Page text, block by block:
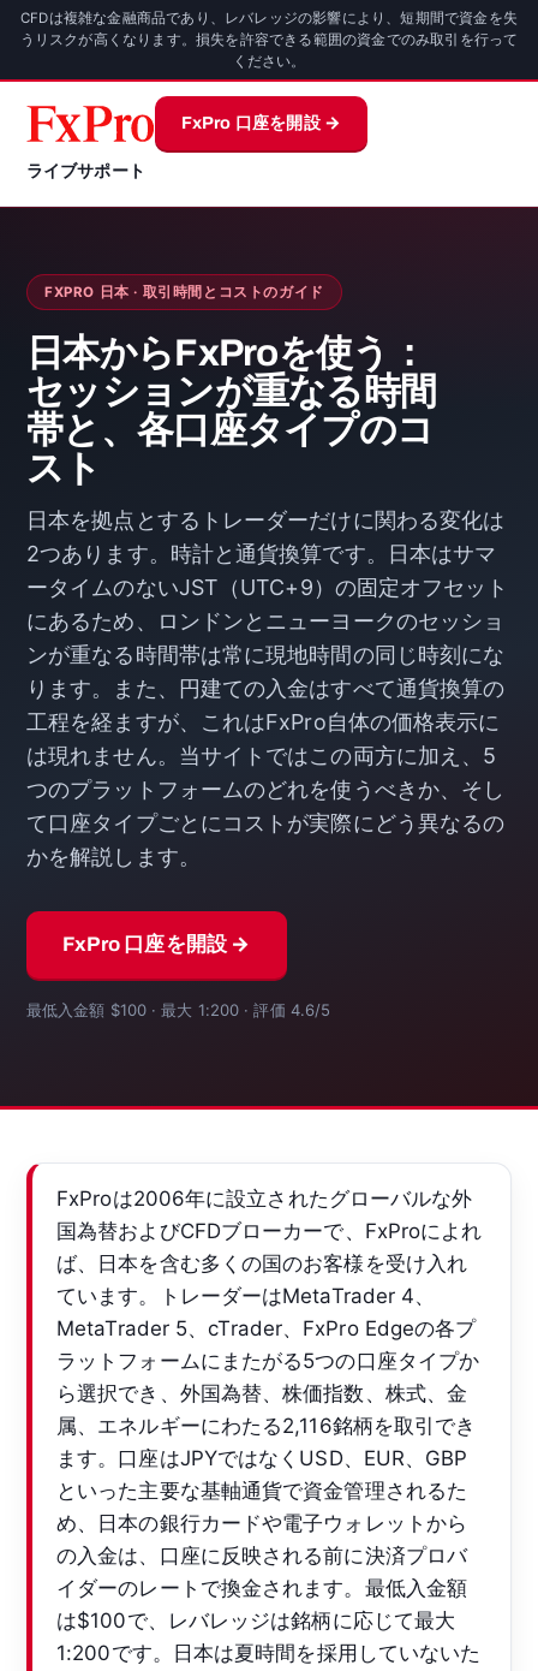
CFDは複雑な金融商品であり、レバレッジの影響により、短期間で資金を失
うリスクが高くなります。損失を許容できる範囲の資金でのみ取引を行って
ください。
ライブサポート
FxPro 口座を開設 →
FXPRO 日本 · 取引時間とコストのガイド
日本からFxProを使う：
セッションが重なる時間
帯と、各口座タイプのコ
スト
日本を拠点とするトレーダーだけに関わる変化は
2つあります。時計と通貨換算です。日本はサマ
ータイムのないJST（UTC+9）の固定オフセット
にあるため、ロンドンとニューヨークのセッショ
ンが重なる時間帯は常に現地時間の同じ時刻にな
ります。また、円建ての入金はすべて通貨換算の
工程を経ますが、これはFxPro自体の価格表示に
は現れません。当サイトではこの両方に加え、5
つのプラットフォームのどれを使うべきか、そし
て口座タイプごとにコストが実際にどう異なるの
かを解説します。
FxPro 口座を開設 →
最低入金額 $100 · 最大 1:200 · 評価 4.6/5
FxProは2006年に設立されたグローバルな外
国為替およびCFDブローカーで、FxProによれ
ば、日本を含む多くの国のお客様を受け入れ
ています。トレーダーはMetaTrader 4、
MetaTrader 5、cTrader、FxPro Edgeの各プ
ラットフォームにまたがる5つの口座タイプか
ら選択でき、外国為替、株価指数、株式、金
属、エネルギーにわたる2,116銘柄を取引でき
ます。口座はJPYではなくUSD、EUR、GBP
といった主要な基軸通貨で資金管理されるた
め、日本の銀行カードや電子ウォレットから
の入金は、口座に反映される前に決済プロバ
イダーのレートで換金されます。最低入金額
は$100で、レバレッジは銘柄に応じて最大
1:200です。日本は夏時間を採用していないた